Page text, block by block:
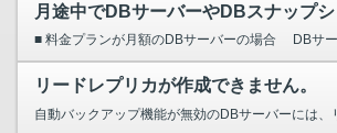
リードレプリカが作成できません。